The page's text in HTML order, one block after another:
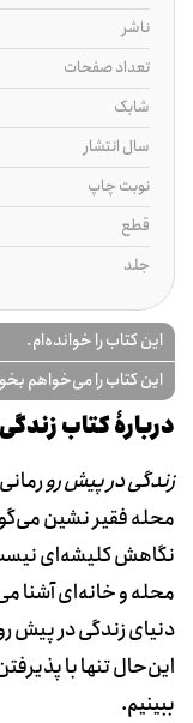
ناشر
تعداد صفحات
شابک
سال انتشار
نوبت چاپ
قطع
جلد
این کتاب را خوانده‌ام.
این کتاب را می‌خواهم
دربارۀ کتاب
زندگی در پیش رو
محله فقیر نشین
نگاهش کلیشه‌ای نیست
محله و خانه‌ای آشنا
دنیای زندگی در پیش
این‌حال تنها با
ببینیم.